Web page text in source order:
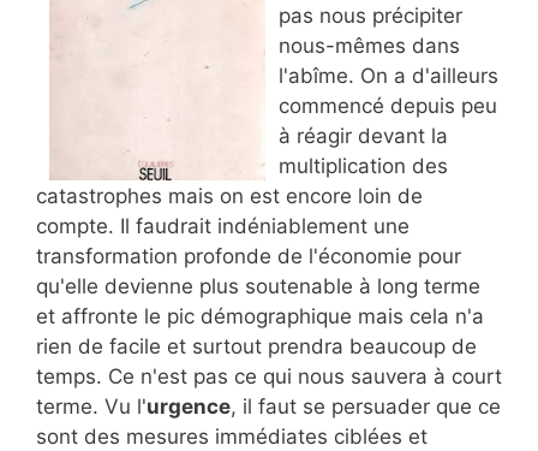
pas nous précipiter
nous-mêmes dans
l'abîme. On a d'ailleurs
commencé depuis peu
à réagir devant la
multiplication des
catastrophes mais on est encore loin de
compte. Il faudrait indéniablement une
transformation profonde de l'économie pour
qu'elle devienne plus soutenable à long terme
et affronte le pic démographique mais cela n'a
rien de facile et surtout prendra beaucoup de
temps. Ce n'est pas ce qui nous sauvera à court
terme. Vu l'urgence, il faut se persuader que ce
sont des mesures immédiates ciblées et